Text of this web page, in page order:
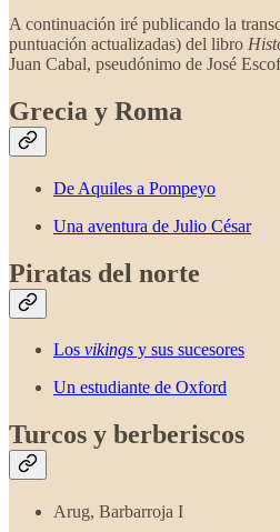
A continuación iré publicando la
puntuación actualizadas) del libro
Juan Cabal, pseudónimo de José
Grecia y Roma
De Aquiles a Pompeyo
Una aventura de Julio César
Piratas del norte
Los vikings y sus sucesores
Un estudiante de Oxford
Turcos y berberiscos
Arug, Barbarroja I